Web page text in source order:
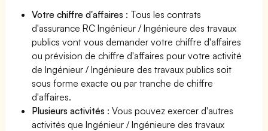
Votre chiffre d'affaires : Tous les contrats
d'assurance RC Ingénieur / Ingénieure des travaux
publics vont vous demander votre chiffre d'affaires
ou prévision de chiffre d'affaires pour votre activité
de Ingénieur / Ingénieure des travaux publics soit
sous forme exacte ou par tranche de chiffre
d'affaires.
Plusieurs activités : Vous pouvez exercer d'autres
activités que Ingénieur / Ingénieure des travaux